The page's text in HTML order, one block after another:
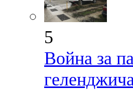
5
Война за